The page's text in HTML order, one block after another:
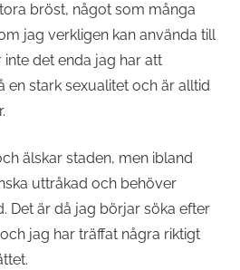
bröst, något som många
jag verkligen kan använda till
det enda jag har att
en stark sexualitet och är alltid
älskar staden, men ibland
uttråkad och behöver
Det är då jag börjar söka efter
jag har träffat några riktigt